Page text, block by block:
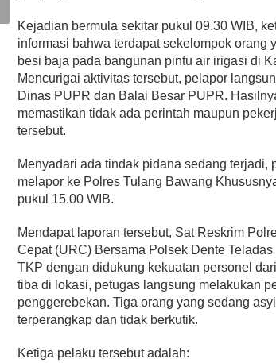
Kejadian bermula sekitar pukul 09.30 WIB,
informasi bahwa terdapat sekelompok orang
besi baja pada bangunan pintu air irigasi di
Mencurigai aktivitas tersebut, pelapor
Dinas PUPR dan Balai Besar PUPR.
memastikan tidak ada perintah maupun
tersebut.
Menyadari ada tindak pidana sedang terjadi,
melapor ke Polres Tulang Bawang
pukul 15.00 WIB.
Mendapat laporan tersebut, Sat Reskrim
Cepat (URC) Bersama Polsek Dente
TKP dengan didukung kekuatan personel
tiba di lokasi, petugas langsung melakukan
penggerebekan. Tiga orang yang sedang
terperangkap dan tidak berkutik.
Ketiga pelaku tersebut adalah: